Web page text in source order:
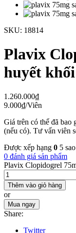
SKU: 18814
Plavix
huyết
1.260.000₫
9.000₫/Viên
Giá trên có thể đã bao
(nếu có). Tư vấn viên
Được xếp hạng 0 5 sao
0 đánh giá sản phẩm
Plavix Clopidogrel
Thêm vào giỏ hàng
or
Mua ngay
Share:
Twitter